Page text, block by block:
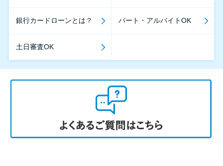
銀行カードローンとは？ パート・アルバイトOK
土日審査OK